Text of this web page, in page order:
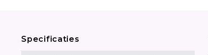
Specificaties